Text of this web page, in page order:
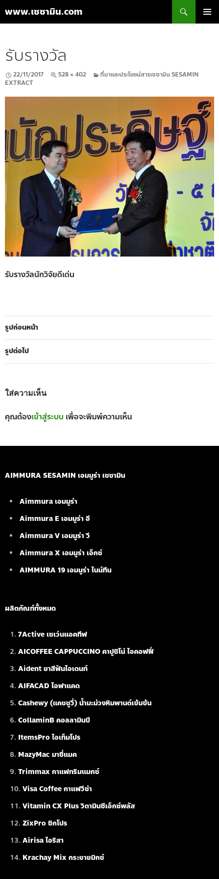
www.เซซามิน.com
เนื้อหา
รับรางวัล
22/11/2017 528 × 402
ที่มาและประโยชน์สารเซซามิน SESAMIN
EXTRACT
รับรางวัลนักวิจัยดีเด่น
รูปก่อนหน้า
รูปต่อไป
ใส่ความเห็น
คุณต้องเข้าสู่ระบบ เพื่อจะพิมพ์ความเห็น
AIMMURA SESAMIN เอมมูร่า เซซามิน
Aimmura เอมมูร่า
Aimmura E เอมมูร่า อี
Aimmura V เอมมูร่า วี
Aimmura X เอมมูร่า เอ็กซ์
AIMMURA 19 เอมมูร่า ไนน์ทีน
ผลิตภัณฑ์ทั้งหมด
7Active เซเว่นแอคทีฟ
AICOFFEE CAPPUCCINO คาปูชิโน่ ไอคอฟฟี่
Aident ยาสีฟันไอเดนท์
AIFACAD ไอฟาแคด
Cashewy (แคชชูวี่) น้ำมะม่วงหิมพานต์เข้มข้น
CollaminB คอลลามินบี
ItemsPro ไอเท็มโปร
MazyMac มาซี่แมค
Trimmax กาแฟทริมแมกซ์
Visa Coffee กาแฟวีซ่า
Vitamin CX Plus วิตามินซีเอ็กซ์พลัส
ZixPro ซิกโปร
Airisa ไอริสา
Krachay Mix กระชายมิกซ์